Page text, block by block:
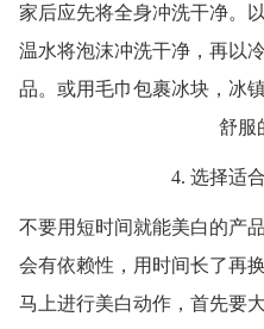
家后应先将全身冲洗干净。
温水将泡沫冲洗干净，再以
品。或用毛巾包裹冰块，冰
舒服
4. 选择适
不要用短时间就能美白的产
会有依赖性，用时间长了再
马上进行美白动作，首先要